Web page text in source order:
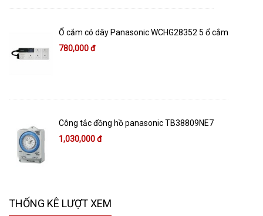
Ổ cắm có dây Panasonic WCHG28352 5 ổ cắm
780,000 đ
Công tắc đồng hồ panasonic TB38809NE7
1,030,000 đ
THỐNG KÊ LƯỢT XEM